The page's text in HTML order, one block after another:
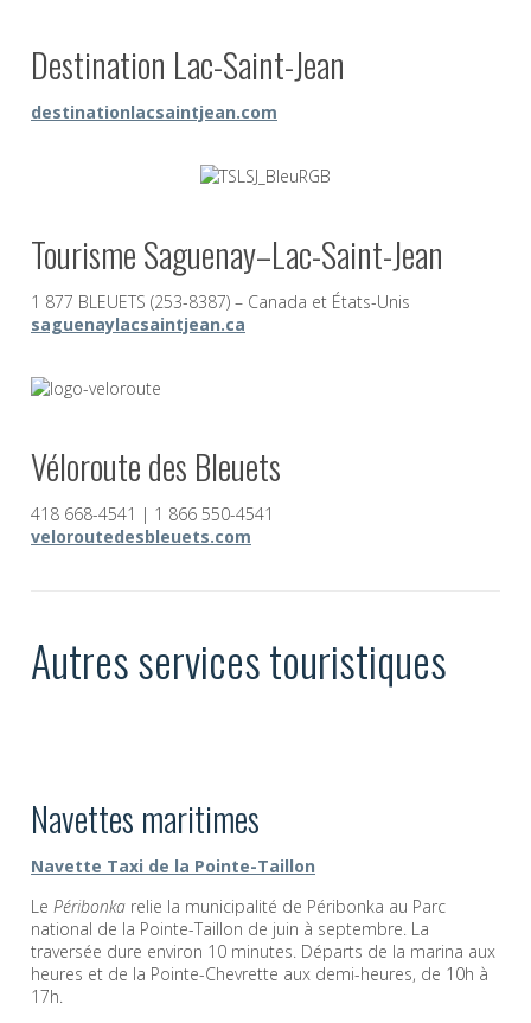
Destination Lac-Saint-Jean
destinationlacsaintjean.com
Tourisme Saguenay–Lac-Saint-Jean
1 877 BLEUETS (253-8387) – Canada et États-Unis
saguenaylacsaintjean.ca
Véloroute des Bleuets
418 668-4541 | 1 866 550-4541
veloroutedesbleuets.com
Autres services touristiques
Navettes maritimes
Navette Taxi de la Pointe-Taillon
Le Péribonka relie la municipalité de Péribonka au Parc
national de la Pointe-Taillon de juin à septembre. La
traversée dure environ 10 minutes. Départs de la marina aux
heures et de la Pointe-Chevrette aux demi-heures, de 10h à
17h.